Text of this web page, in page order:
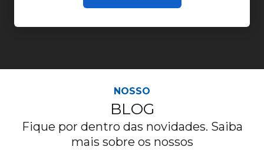
NOSSO
BLOG
Fique por dentro das novidades. Saiba
mais sobre os nossos